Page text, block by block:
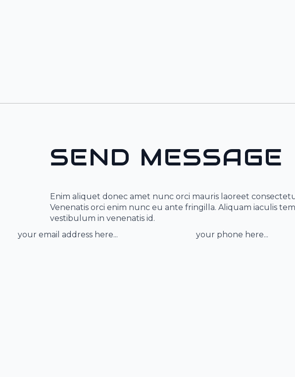
SEND MESSAGE
Enim aliquet donec amet nunc orci mauris laoreet
Venenatis orci enim nunc eu ante fringilla. Aliquam iaculis
vestibulum in venenatis id.
*